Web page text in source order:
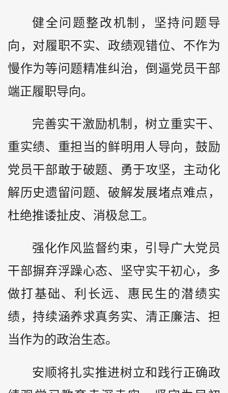
健全问题整改机制，坚持问题导
向，对履职不实、政绩观错位、不作为
慢作为等问题精准纠治，倒逼党员干部
端正履职导向。
完善实干激励机制，树立重实干、
重实绩、重担当的鲜明用人导向，鼓励
党员干部敢于破题、勇于攻坚，主动化
解历史遗留问题、破解发展堵点难点，
杜绝推诿扯皮、消极怠工。
强化作风监督约束，引导广大党员
干部摒弃浮躁心态、坚守实干初心，多
做打基础、利长远、惠民生的潜绩实
绩，持续涵养求真务实、清正廉洁、担
当作为的政治生态。
安顺将扎实推进树立和践行正确政